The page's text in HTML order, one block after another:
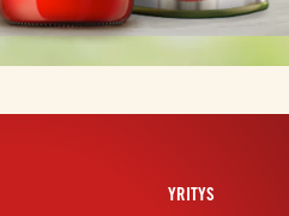
YRITYS